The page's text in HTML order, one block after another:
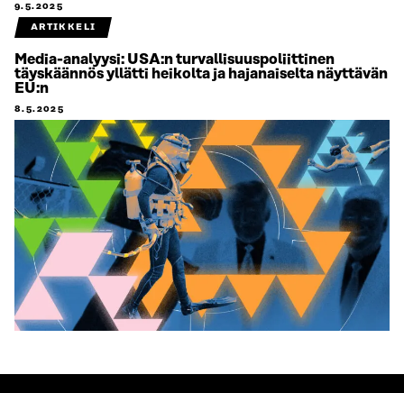
9.5.2025
ARTIKKELI
Media-analyysi: USA:n turvallisuuspoliittinen
täyskäännös yllätti heikolta ja hajanaiselta näyttävän
EU:n
8.5.2025